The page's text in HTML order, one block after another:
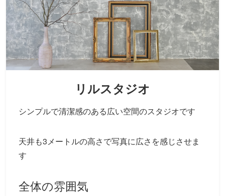
リルスタジオ
シンプルで清潔感のある広い空間のスタジオです
天井も3メートルの高さで写真に広さを感じさせま
す
全体の雰囲気